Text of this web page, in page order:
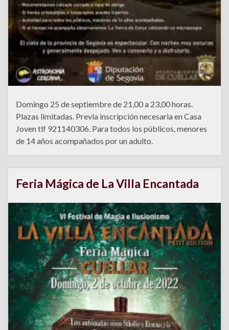
Domingo 25 de septiembre de 21,00 a 23,00 horas.
Plazas limitadas. Previa inscripción necesaria en Casa
Joven tlf 921140306. Para todos los públicos, menores
de 14 años acompañados por un adulto.
Feria Mágica de La Villa Encantada